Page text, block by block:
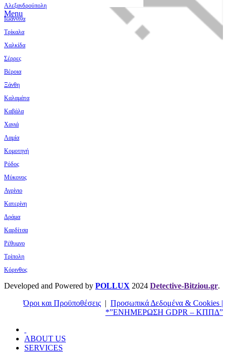
Menu
Αλεξανδρούπολη
Ιωάννινα
Τρίκαλα
Χαλκίδα
Σέρρες
Βέροια
Ξάνθη
Καλαμάτα
Καβάλα
Χανιά
Λαμία
Κομοτηνή
Ρόδος
Μύκονος
Αγρίνιο
Κατερίνη
Δράμα
Καρδίτσα
Ρέθυμνο
Τρίπολη
Κόρινθος
Developed and Powered by POLLUX 2024 Detective-Bitziou.gr.
Όροι και Προϋποθέσεις | Προσωπικά Δεδομένα & Cookies |
*”ΕΝΗΜΕΡΩΣΗ GDPR – ΚΠΠΔ”
ABOUT US
SERVICES